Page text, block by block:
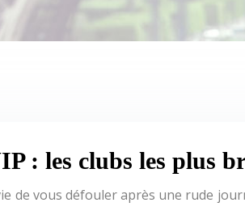
: les clubs les plus
de vous défouler après une rude